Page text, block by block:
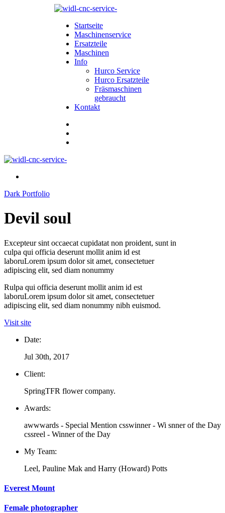
Startseite
Maschinenservice
Ersatzteile
Maschinen
Info
Hurco Service
Hurco Ersatzteile
Fräsmaschinen
gebraucht
Kontakt
Dark Portfolio
Devil soul
Excepteur sint occaecat cupidatat non proident, sunt in
culpa qui officia deserunt mollit anim id est
laboruLorem ipsum dolor sit amet, consectetuer
adipiscing elit, sed diam nonummy
Rulpa qui officia deserunt mollit anim id est
laboruLorem ipsum dolor sit amet, consectetuer
adipiscing elit, sed diam nonummy nibh euismod.
Visit site
Date:
Jul 30th, 2017
Client:
SpringTFR flower company.
Awards:
awwwards - Special Mention csswinner - Wi snner of the Day
cssreel - Winner of the Day
My Team:
Leel, Pauline Mak and Harry (Howard) Potts
Everest Mount
Female photographer